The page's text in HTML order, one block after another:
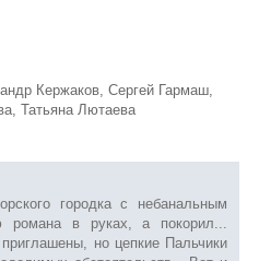
Кержаков, Сергей Гармаш,
Татьяна Лютаева
городка с небанальным
романа в руках, а покорил...
но цепкие Пальчики